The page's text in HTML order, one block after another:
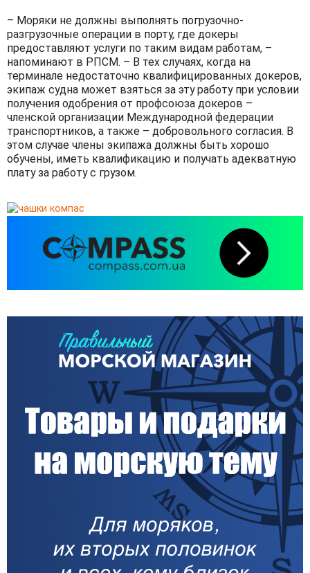
– Моряки не должны выполнять погрузочно-
разгрузочные операции в порту, где докеры
предоставляют услуги по таким видам работам, –
напоминают в РПСМ. – В тех случаях, когда на
терминале недостаточно квалифицированных докеров,
экипаж судна может взяться за эту работу при условии
получения одобрения от профсоюза докеров –
членской организации Международной федерации
транспортников, а также – добровольного согласия. В
этом случае члены экипажа должны быть хорошо
обучены, иметь квалификацию и получать адекватную
плату за работу с грузом.